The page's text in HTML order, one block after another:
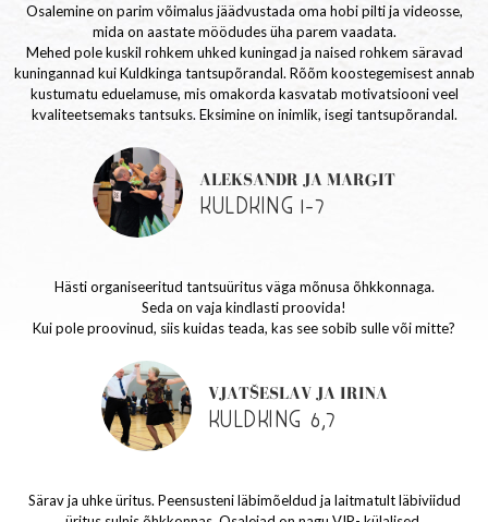
Osalemine on parim võimalus jäädvustada oma hobi pilti ja videosse,
mida on aastate möödudes üha parem vaadata.
Mehed pole kuskil rohkem uhked kuningad ja naised rohkem säravad
kuningannad kui Kuldkinga tantsupõrandal. Rõõm koostegemisest annab
kustumatu eduelamuse, mis omakorda kasvatab motivatsiooni veel
kvaliteetsemaks tantsuks. Eksimine on inimlik, isegi tantsupõrandal.
ALEKSANDR JA MARGIT
KULDKING 1-7
Hästi organiseeritud tantsuüritus väga mõnusa õhkkonnaga.
Seda on vaja kindlasti proovida!
Kui pole proovinud, siis kuidas teada, kas see sobib sulle või mitte?
VJATŠESLAV JA IRINA
KULDKING 6,7
Särav ja uhke üritus. Peensusteni läbimõeldud ja laitmatult läbiviidud